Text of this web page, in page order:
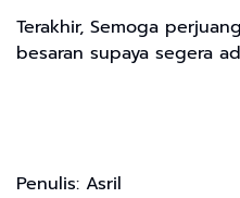
Terakhir, Semoga
besaran supaya segera
Penulis: Asril